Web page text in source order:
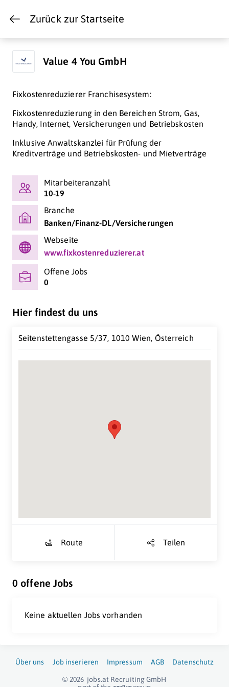
Zurück zur Startseite
Value 4 You GmbH
Fixkostenreduzierer Franchisesystem:
Fixkostenreduzierung in den Bereichen Strom, Gas,
Handy, Internet, Versicherungen und Betriebskosten
Inklusive Anwaltskanzlei für Prüfung der
Kreditverträge und Betriebskosten- und Mietverträge
Mitarbeiteranzahl
10-19
Branche
Banken/Finanz-DL/Versicherungen
Webseite
www.fixkostenreduzierer.at
Offene Jobs
0
Hier findest du uns
Seitenstettengasse 5/37, 1010 Wien, Österreich
Route Teilen
0 offene Jobs
Keine aktuellen Jobs vorhanden
Über uns Job inserieren Impressum AGB Datenschutz
© 2026 jobs.at Recruiting GmbH